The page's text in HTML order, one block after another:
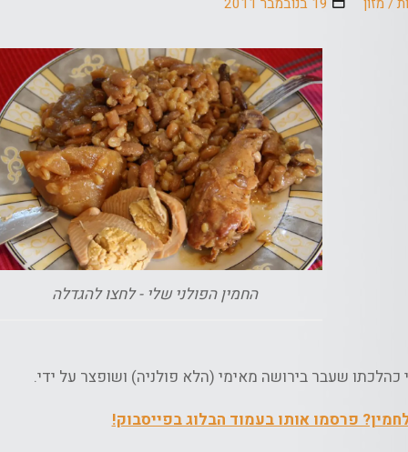
החמין הפולני שלי - לחצו להגדלה
כהלכתו שעבר בירושה מאימי (הלא פולניה) ושופצר על ידי.
פרסמו אותו בעמוד הבלוג בפייסבוק!